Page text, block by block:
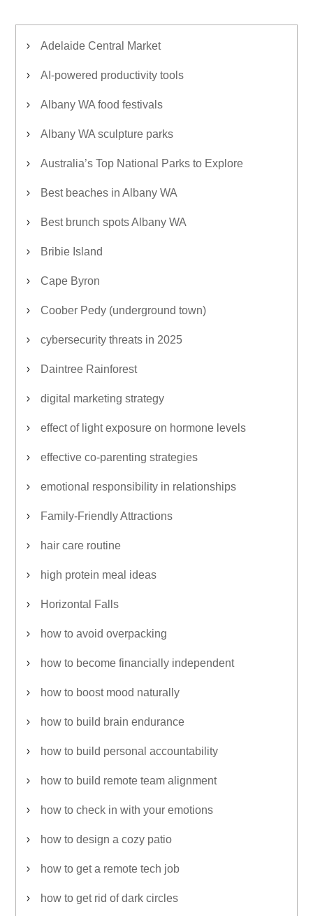
Adelaide Central Market
AI-powered productivity tools
Albany WA food festivals
Albany WA sculpture parks
Australia’s Top National Parks to Explore
Best beaches in Albany WA
Best brunch spots Albany WA
Bribie Island
Cape Byron
Coober Pedy (underground town)
cybersecurity threats in 2025
Daintree Rainforest
digital marketing strategy
effect of light exposure on hormone levels
effective co-parenting strategies
emotional responsibility in relationships
Family-Friendly Attractions
hair care routine
high protein meal ideas
Horizontal Falls
how to avoid overpacking
how to become financially independent
how to boost mood naturally
how to build brain endurance
how to build personal accountability
how to build remote team alignment
how to check in with your emotions
how to design a cozy patio
how to get a remote tech job
how to get rid of dark circles